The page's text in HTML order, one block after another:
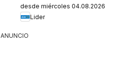
desde miércoles 04.08.2026
Lider
ANUNCIO